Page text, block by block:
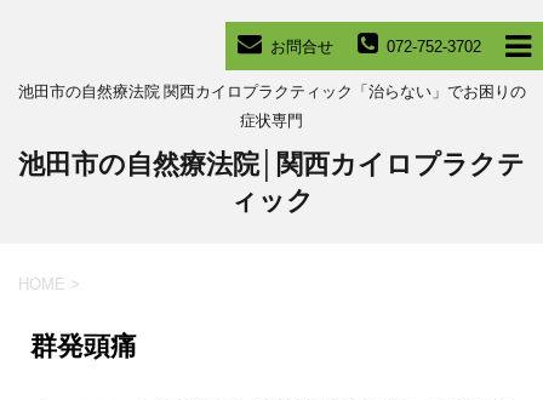
072-752-3702
お問合せ
池田市の自然療法院 関西カイロプラクティック「治らない」でお困りの
症状専門
池田市の自然療法院│関西カイロプラクテ
ィック
HOME >
群発頭痛